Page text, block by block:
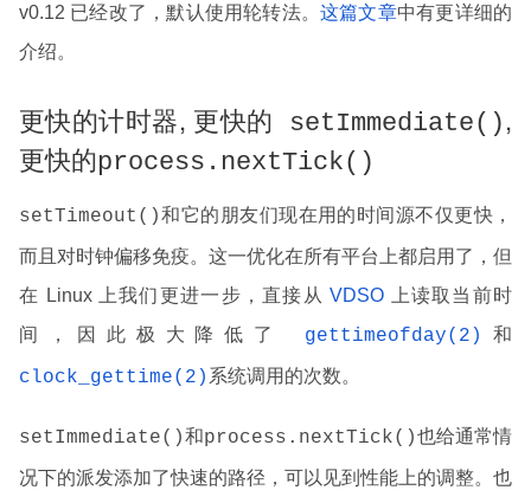
v0.12 已经改了，默认使用轮转法。这篇文章中有更详细的
介绍。
更快的计时器, 更快的 setImmediate() ,
更快的process.nextTick()
setTimeout()和它的朋友们现在用的时间源不仅更快，
而且对时钟偏移免疫。这一优化在所有平台上都启用了，但
在 Linux 上我们更进一步，直接从 VDSO 上读取当前时
间，因此极大降低了
gettimeofday(2) 和
clock_gettime(2) 系统调用的次数。
setImmediate()和process.nextTick()也给通常情
况下的派发添加了快速的路径，可以见到性能上的调整。也